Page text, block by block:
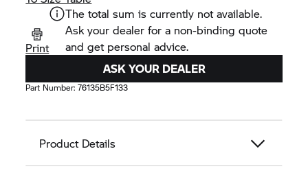
Print
The total sum is currently not available.
Ask your dealer for a non-binding quote
and get personal advice.
ASK YOUR DEALER
Part Number:76135B5F133
Product Details